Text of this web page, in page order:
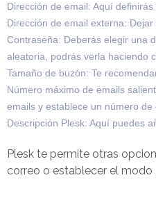
Dirección de email: Aquí
Dirección de email externa: Dejar
Contraseña: Deberás elegir una
aleatoria, podrás verla haciendo
Tamaño de buzón: Te
Número máximo de emails
emails y establece un número
Descripción Plesk: Aquí puedes
Plesk te permite otras
correo o establecer el modo